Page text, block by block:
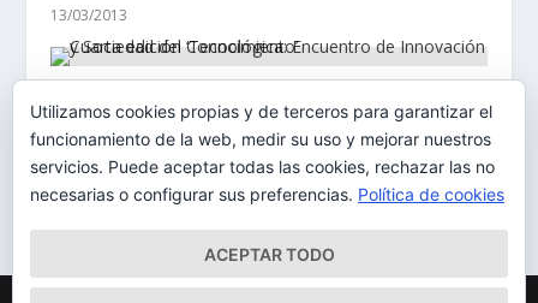
13/03/2013
Cuarta edición ‘Tecnológica: Encuentro de
Innovación y Sociedad del Conocimiento’
16/02/2014
Utilizamos cookies propias y de terceros para garantizar el
funcionamiento de la web, medir su uso y mejorar nuestros
servicios. Puede aceptar todas las cookies, rechazar las no
necesarias o configurar sus preferencias. Política de cookies
ACEPTAR TODO